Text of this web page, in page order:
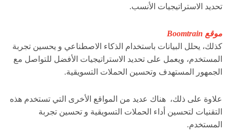
تحديد الاستراتيجيات الأنسب.
موقع Boomtrain
كذلك، يحلل البيانات باستخدام الذكاء الاصطناعي و يحسين تجربة
المستخدم، ويعمل على تحديد الاستراتيجيات الأفضل للتواصل مع
الجمهور المستهدف وتحسين الحملات التسويقية.
علاوة على ذلك، هناك عديد من المواقع الأخرى التي تستخدم هذه
التقنيات لتحسين أداء الحملات التسويقية و تحسين تجربة
المستخدم.